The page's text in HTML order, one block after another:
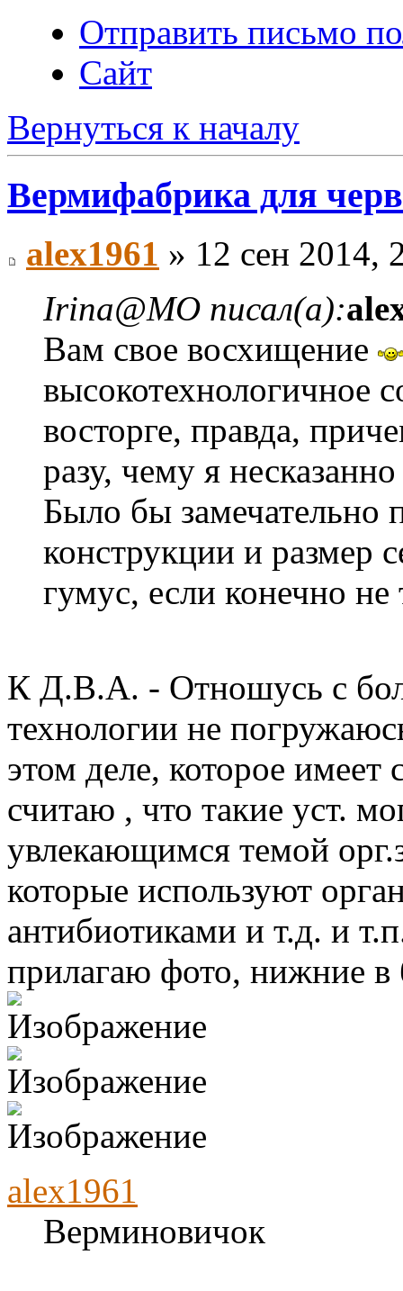
Отправить письмо
Сайт
Вернуться к началу
Вермифабрика для
alex1961 » 12 сен 2014,
Irina@MO писал(а):
Вам свое восхищение
высокотехнологичное
восторге, правда,
разу, чему я
Было бы замечательно
конструкции и размер
гумус, если конечно не
К Д.В.А. - Отношусь с
технологии не
этом деле, которое
считаю , что такие уст.
увлекающимся темой
которые используют
антибиотиками и т.д. и
прилагаю фото, нижние в
alex1961
Верминовичок